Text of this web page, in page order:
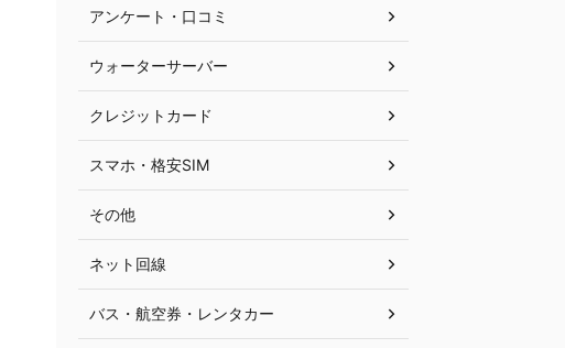
アンケート・口コミ
ウォーターサーバー
クレジットカード
スマホ・格安SIM
その他
ネット回線
バス・航空券・レンタカー